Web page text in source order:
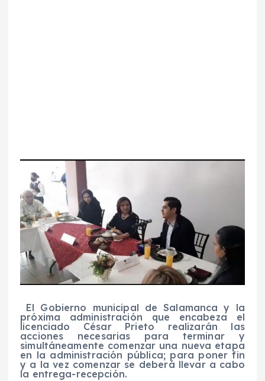
El Gobierno municipal de Salamanca y la
próxima administración que encabeza el
licenciado César Prieto realizarán las
acciones necesarias para terminar y
simultáneamente comenzar una nueva etapa
en la administración pública; para poner fin
y a la vez comenzar se deberá llevar a cabo
la entrega-recepción.